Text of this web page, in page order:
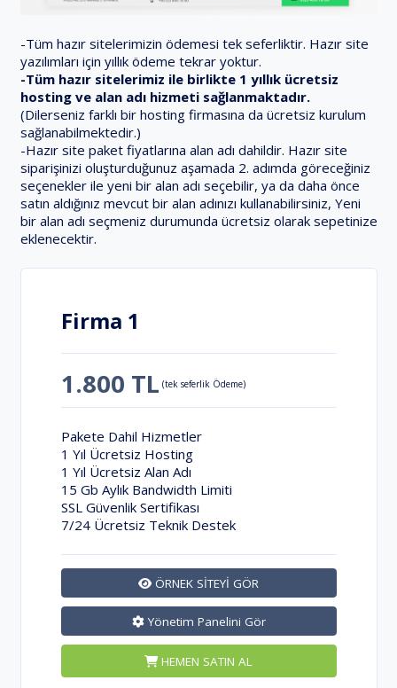
Firma 1
1.800 TL (tek seferlik Ödeme)
Pakete Dahil Hizmetler
1 Yıl Ücretsiz Hosting
1 Yıl Ücretsiz Alan Adı
15 Gb Aylık Bandwidth Limiti
SSL Güvenlik Sertifikası
7/24 Ücretsiz Teknik Destek
ÖRNEK SİTEYİ GÖR
Yönetim Panelini Gör
HEMEN SATIN AL
-Tüm hazır sitelerimizin ödemesi tek seferliktir. Hazır site
yazılımları için yıllık ödeme tekrar yoktur.
-Tüm hazır sitelerimiz ile birlikte 1 yıllık ücretsiz
hosting ve alan adı hizmeti sağlanmaktadır.
(Dilerseniz farklı bir hosting firmasına da ücretsiz kurulum
sağlanabilmektedir.)
-Hazır site paket fiyatlarına alan adı dahildir. Hazır site
siparişinizi oluşturduğunuz aşamada 2. adımda göreceğiniz
seçenekler ile yeni bir alan adı seçebilir, ya da daha önce
satın aldığınız mevcut bir alan adınızı kullanabilirsiniz, Yeni
bir alan adı seçmeniz durumunda ücretsiz olarak sepetinize
eklenecektir.